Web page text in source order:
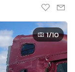
1/10